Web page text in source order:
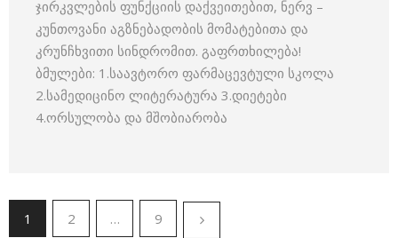
ჯირკვლების ფუნქციის დაქვეითებით, ნერვ –
კუნთოვანი აგზნებადობის მომატებითა და
კრუნჩხვითი სინდრომით. გაფრთხილება!
ბმულები: 1.საავტორო ფარმაცევტული სკოლა
2.სამედიცინო ლიტერატურა 3.დიეტები
4.ორსულობა და მშობიარობა
1 2 … 9